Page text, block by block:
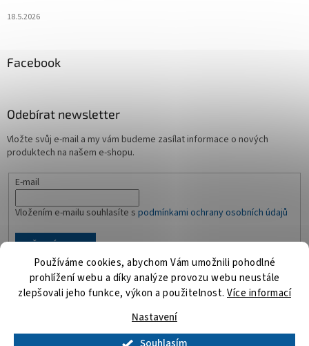
Používáme cookies, abychom Vám umožnili pohodlné
prohlížení webu a díky analýze provozu webu neustále
zlepšovali jeho funkce, výkon a použitelnost. Více informací
Nastavení
18.5.2026
Facebook
Odebírat newsletter
Vložte svůj e-mail a my vám budeme zasílat informace o nových
produktech na našem e-shopu.
E-mail
Vložením e-mailu souhlasíte s podmínkami ochrany osobních údajů
PŘIHLÁSIT SE